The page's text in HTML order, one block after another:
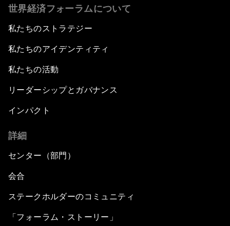
世界経済フォーラムについて
私たちのストラテジー
私たちのアイデンティティ
私たちの活動
リーダーシップとガバナンス
インパクト
詳細
センター（部門）
会合
ステークホルダーのコミュニティ
「フォーラム・ストーリー」